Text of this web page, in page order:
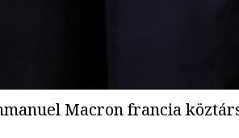
Macron francia